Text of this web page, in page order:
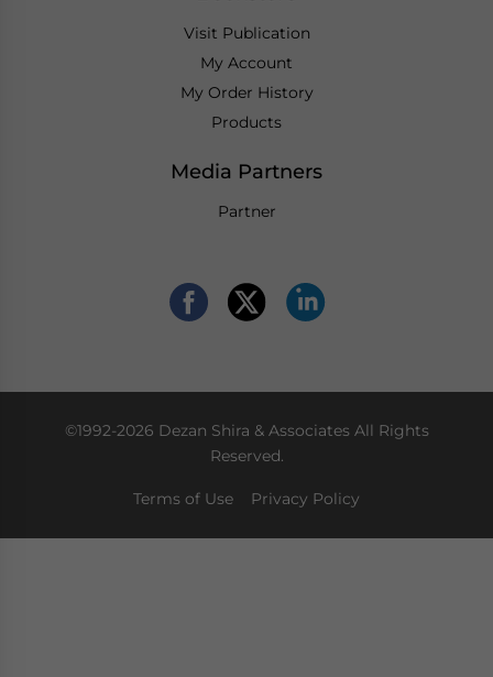
Visit Publication
My Account
My Order History
Products
Media Partners
Partner
©1992-2026 Dezan Shira & Associates All Rights
Reserved.
Terms of Use Privacy Policy